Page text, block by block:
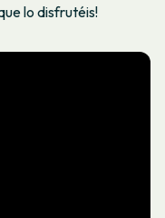
lo disfrutéis!